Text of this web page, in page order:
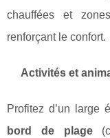
chauffées et
renforçant le confort.
Activités et
Profitez d’un large
bord de plage